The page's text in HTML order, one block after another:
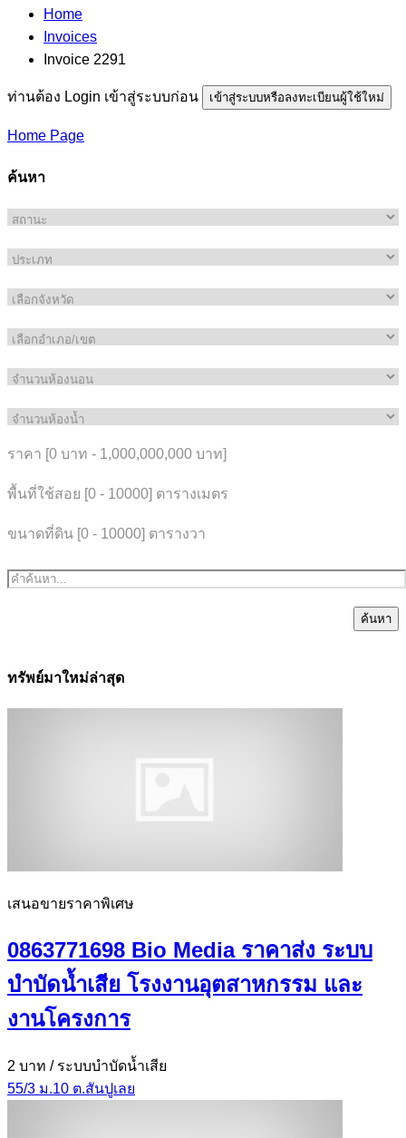
Home
Invoices
Invoice 2291
ท่านต้อง Login เข้าสู่ระบบก่อน เข้าสู่ระบบหรือลงทะเบียนผู้ใช้ใหม่
Home Page
ค้นหา
ราคา [0 บาท - 1,000,000,000 บาท]
พื้นที่ใช้สอย [0 - 10000] ตารางเมตร
ขนาดที่ดิน [0 - 10000] ตารางวา
ค้นหา
ทรัพย์มาใหม่ล่าสุด
เสนอขายราคาพิเศษ
0863771698 Bio Media ราคาส่ง ระบบ
บำบัดน้ำเสีย โรงงานอุตสาหกรรม และ
งานโครงการ
2 บาท / ระบบบำบัดน้ำเสีย
55/3 ม.10 ต.สันปูเลย